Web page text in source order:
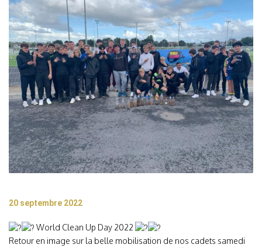
20 septembre 2022
World Clean Up Day 2022
Retour en image sur la belle mobilisation de nos cadets samedi